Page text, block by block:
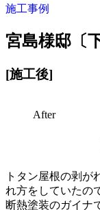
施工事例
宮島様邸〔
[施工後]
After
トタン屋根の剥が
れ方をしていたの
断熱塗装のガイナ